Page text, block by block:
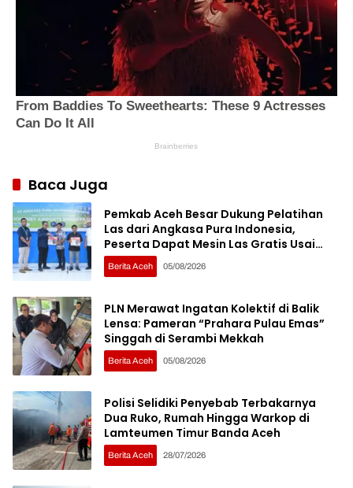
Baca Juga
Pemkab Aceh Besar Dukung Pelatihan
Las dari Angkasa Pura Indonesia,
Peserta Dapat Mesin Las Gratis Usai
Pelatihan
Berita Aceh 05/08/2026
PLN Merawat Ingatan Kolektif di Balik
Lensa: Pameran “Prahara Pulau Emas”
Singgah di Serambi Mekkah
Berita Aceh 05/08/2026
Polisi Selidiki Penyebab Terbakarnya
Dua Ruko, Rumah Hingga Warkop di
Lamteumen Timur Banda Aceh
Berita Aceh 28/07/2026